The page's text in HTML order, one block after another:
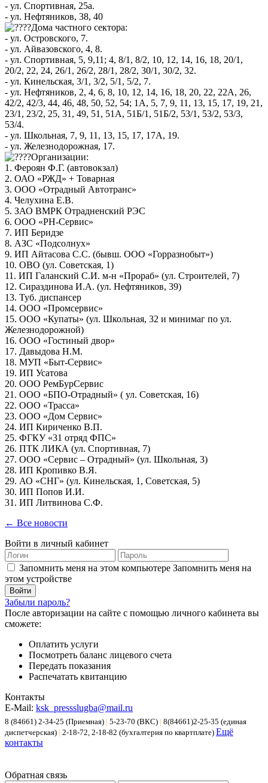
- ул. Спортивная, 25а.
- ул. Нефтяников, 38, 40
Дома частного сектора:
- ул. Островского, 7.
- ул. Айвазовского, 4, 8.
- ул. Спортивная, 5, 9,11; 4, 8/1, 8/2, 10, 12, 14, 16, 18, 20/1,
20/2, 22, 24, 26/1, 26/2, 28/1, 28/2, 30/1, 30/2, 32.
- ул. Кинельская, 3/1, 3/2, 5/1, 5/2, 7.
- ул. Нефтяников, 2, 4, 6, 8, 10, 12, 14, 16, 18, 20, 22, 22А, 26,
42/2, 42/3, 44, 46, 48, 50, 52, 54; 1А, 5, 7, 9, 11, 13, 15, 17, 19, 21,
23/1, 23/2, 25, 31, 49, 51, 51А, 51Б/1, 51Б/2, 53/1, 53/2, 53/3,
53/4.
- ул. Школьная, 7, 9, 11, 13, 15, 17, 17А, 19.
- ул. Железнодорожная, 17.
Организации:
1. Фероян Ф.Г. (автовокзал)
2. ОАО «РЖД» + Товарная
3. ООО «Отрадный Автотранс»
4. Челухина Е.В.
5. ЗАО ВМРК Отрадненский РЭС
6. ООО «РН-Сервис»
7. ИП Беридзе
8. АЗС «Подсолнух»
9. ИП Айтасова С.С. (бывш. ООО «Горразнобыт»)
10. ОВО (ул. Советская, 1)
11. ИП Галанский С.И. м-н «Прораб» (ул. Строителей, 7)
12. Сираздинова И.А. (ул. Нефтяников, 39)
13. Туб. диспансер
14. ООО «Промсервис»
15. ООО «Купаты» (ул. Школьная, 32 и минимаг по ул.
Железнодорожной)
16. ООО «Гостиный двор»
17. Давыдова Н.М.
18. МУП «Быт-Сервис»
19. ИП Усатова
20. ООО РемБурСервис
21. ООО «БПО-Отрадный» ( ул. Советская, 16)
22. ООО «Трасса»
23. ООО «Дом Сервис»
24. ИП Кириченко В.П.
25. ФГКУ «31 отряд ФПС»
26. ПТК ЛИКА (ул. Спортивная, 7)
27. ООО «Сервис – Отрадный» (ул. Школьная, 3)
28. ИП Кропивко В.Я.
29. АО «СНГ» (ул. Кинельская, 1, Советская, 5)
30. ИП Попов И.И.
31. ИП Литвинова С.Ф.
← Все новости
Войти в личный кабинет
Запомнить меня на этом компьютере Запомнить меня на
этом устройстве
Забыли пароль?
После авторизации на сайте с помощью личного кабинета вы
сможете:
Оплатить услуги
Посмотреть баланс лицевого счета
Передать показания
Распечатать квитанцию
Контакты
E-Mail: ksk_pressslugba@mail.ru
8 (84661) 2-34-25 (Приемная) | 5-23-70 (ВКС) | 8(84661)2-25-35 (единая
диспетчерская) | 2-18-72, 2-18-82 (бухгалтерия по квартплате) Ещё
контакты
Обратная связь